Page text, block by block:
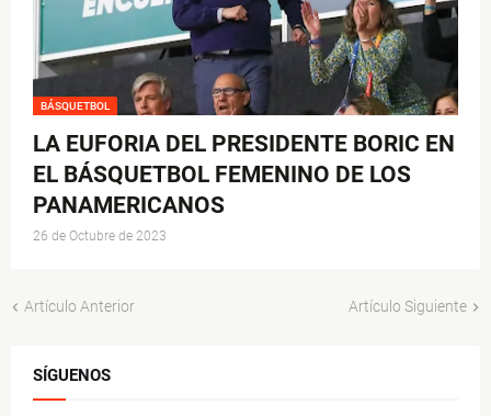
BÁSQUETBOL
LA EUFORIA DEL PRESIDENTE BORIC EN
EL BÁSQUETBOL FEMENINO DE LOS
PANAMERICANOS
26 de Octubre de 2023
Artículo Anterior Artículo Siguiente
SÍGUENOS